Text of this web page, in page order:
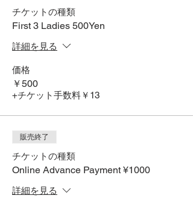
チケットの種類
First 3 Ladies 500Yen
詳細を見る
価格
￥500
+チケット手数料￥13
販売終了
チケットの種類
Online Advance Payment ¥1000
詳細を見る